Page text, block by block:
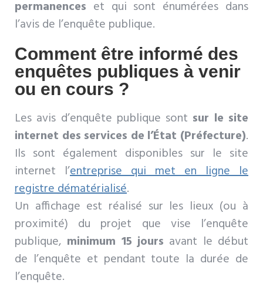
permanences et qui sont énumérées dans
l’avis de l’enquête publique.
Comment être informé des
enquêtes publiques à venir
ou en cours ?
Les avis d’enquête publique sont sur le site
internet des services de l’État (Préfecture).
Ils sont également disponibles sur le site
internet l’entreprise qui met en ligne le
registre dématérialisé.
Un affichage est réalisé sur les lieux (ou à
proximité) du projet que vise l’enquête
publique, minimum 15 jours avant le début
de l’enquête et pendant toute la durée de
l’enquête.